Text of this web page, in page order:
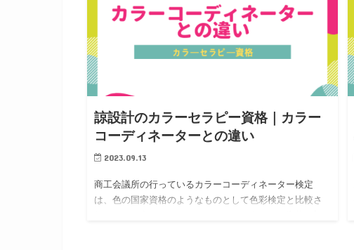
諒設計のカラーセラピー資格｜カラー
コーディネーターとの違い
2023.09.13
商工会議所の行っているカラーコーディネーター検定
は、色の国家資格のようなものとして色彩検定と比較さ